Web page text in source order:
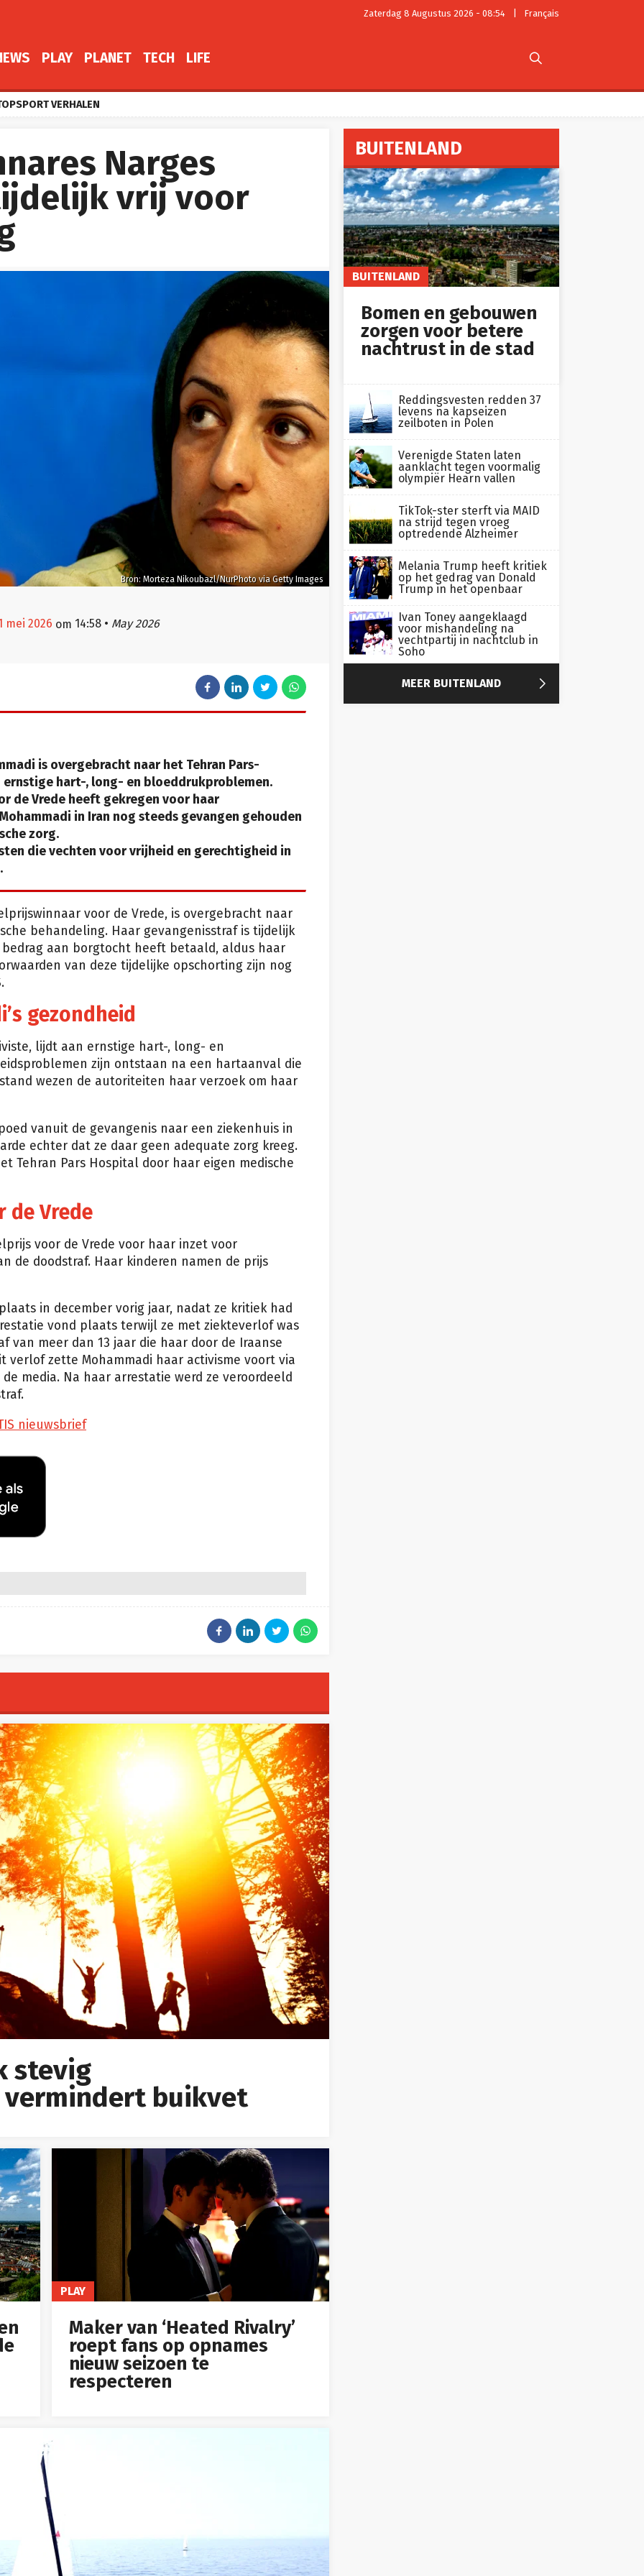
Zaterdag 8 Augustus 2026 - 08:54 Français
PLAY PLANET TECH LIFE 
VERHALEN
Narges
vrij voor
Bron: Morteza Nikoubazl/NurPhoto via Getty Images
mei 2026 om 14:58 • May 2026
is overgebracht naar het Tehran Pars-
hart-, long- en bloeddrukproblemen.
de Vrede heeft gekregen voor haar
in Iran nog steeds gevangen gehouden
zorg.
die vechten voor vrijheid en gerechtigheid in
voor de Vrede, is overgebracht naar
behandeling. Haar gevangenisstraf is tijdelijk
aan borgtocht heeft betaald, aldus haar
van deze tijdelijke opschorting zijn nog
gezondheid
lijdt aan ernstige hart-, long- en
zijn ontstaan na een hartaanval die
wezen de autoriteiten haar verzoek om haar
vanuit de gevangenis naar een ziekenhuis in
echter dat ze daar geen adequate zorg kreeg.
Tehran Pars Hospital door haar eigen medische
de Vrede
voor de Vrede voor haar inzet voor
de doodstraf. Haar kinderen namen de prijs
in december vorig jaar, nadat ze kritiek had
vond plaats terwijl ze met ziekteverlof was
van meer dan 13 jaar die haar door de Iraanse
verlof zette Mohammadi haar activisme voort via
media. Na haar arrestatie werd ze veroordeeld
nieuwsbrief
stevig
buikvet
PLAY
Maker van ‘Heated Rivalry’
roept fans op opnames
nieuw seizoen te
respecteren
BUITENLAND
BUITENLAND
Bomen en gebouwen
zorgen voor betere
nachtrust in de stad
Reddingsvesten redden 37
levens na kapseizen
zeilboten in Polen
Verenigde Staten laten
aanklacht tegen voormalig
olympiër Hearn vallen
TikTok-ster sterft via MAID
na strijd tegen vroeg
optredende Alzheimer
Melania Trump heeft kritiek
op het gedrag van Donald
Trump in het openbaar
Ivan Toney aangeklaagd
voor mishandeling na
vechtpartij in nachtclub in
Soho
MEER BUITENLAND 